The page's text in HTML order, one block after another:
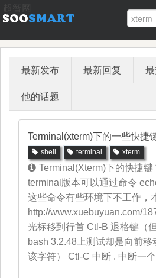
最新发布 最新回复
他的话题
Terminal(xterm)下的一些快捷
shell terminal xterm
Terminal(Xterm)下的快捷
terminal版本可以通过命令
这些命令有些环境下不工作，
http://www.xuebuyuan.com/
光标移到行首 Ctl-B 退格键（
bash 3.2.48上测试却是向前移
该字符） Ctl-C 中断 . 中断一